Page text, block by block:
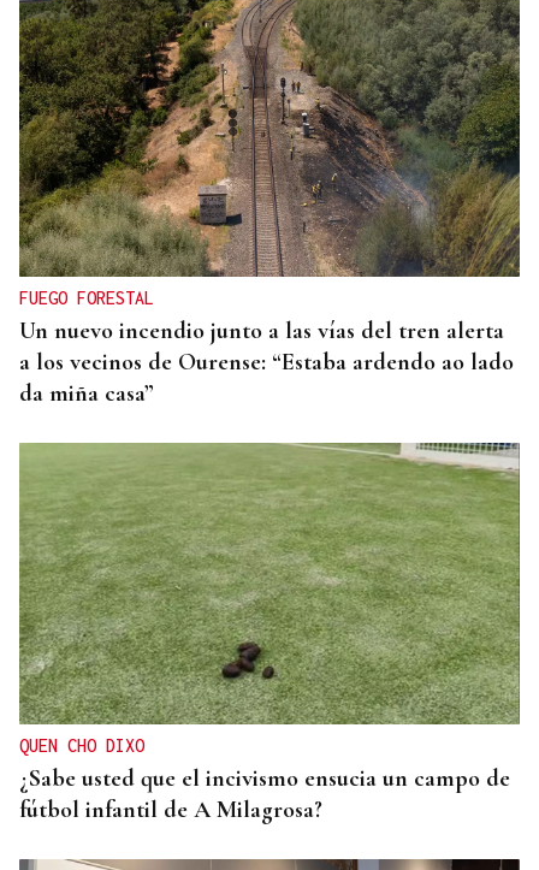
MEDICINA FÍSICA Y REHABILITACIÓN
Lucía Ros Dopico, médico especialista: “Mi sueño
es cambiar el paradigma de la discapacidad
infantil”
FUEGO FORESTAL
Un nuevo incendio junto a las vías del tren alerta
a los vecinos de Ourense: “Estaba ardendo ao lado
da miña casa”
QUEN CHO DIXO
¿Sabe usted que el incivismo ensucia un campo de
fútbol infantil de A Milagrosa?